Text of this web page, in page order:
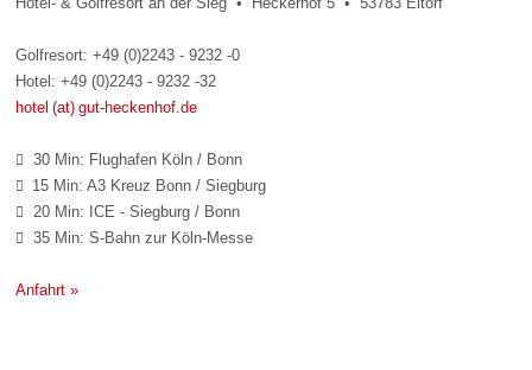
Golfresort: +49 (0)2243 - 9232 -0
Hotel: +49 (0)2243 - 9232 -32
hotel (at) gut-heckenhof.de
 30 Min: Flughafen Köln / Bonn
 15 Min: A3 Kreuz Bonn / Siegburg
 20 Min: ICE - Siegburg / Bonn
 35 Min: S-Bahn zur Köln-Messe
Anfahrt »